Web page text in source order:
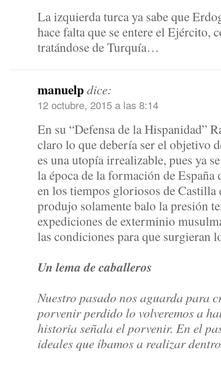
La izquierda turca ya sabe que
hace falta que se entere el Ejército,
tratándose de Turquía…
manuelpdice:
12 octubre, 2015 a las 8:14
En su “Defensa de la Hispanidad”
claro lo que debería ser el objetivo
es una utopía irrealizable, pues ya
la época de la formación de España
en los tiempos gloriosos de Castilla
produjo solamente balo la presión
expediciones de exterminio
las condiciones para que surgieran
Un lema de caballeros
Nuestro pasado nos aguarda para
porvenir perdido lo volveremos a
historia señala el porvenir. En el
ideales que íbamos a realizar